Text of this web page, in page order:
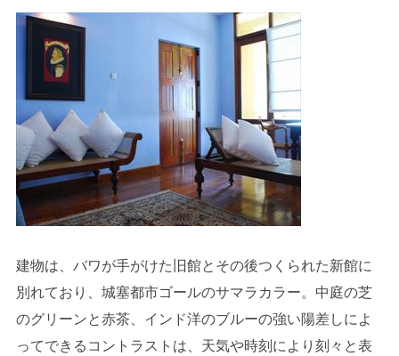
建物は、バワが手がけた旧館とその後つくられた新館に
別れており、城塞都市ゴールのサマラカラー。中庭の芝
のグリーンと赤茶、インド洋のブルーの強い陽差しによ
ってできるコントラストは、天気や時刻により刻々と表